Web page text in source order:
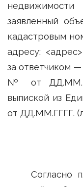
заявленный
кадастровым
адресу:
за ответчиком
№ от
выпиской из
от ДД.ММ.ГГГГ.
Согласно